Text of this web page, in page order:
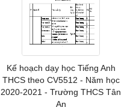
Kế hoạch dạy học Tiếng Anh
THCS theo CV5512 - Năm học
2020-2021 - Trường THCS Tân
An